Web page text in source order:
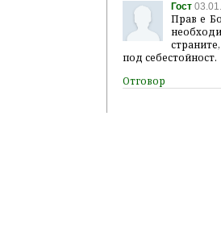
Гост
Прав е
под себестойност.